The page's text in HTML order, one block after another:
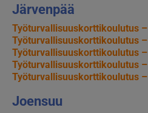
Järvenpää
Työturvallisuuskorttikoulutus –
Työturvallisuuskorttikoulutus –
Työturvallisuuskorttikoulutus –
Työturvallisuuskorttikoulutus –
Työturvallisuuskorttikoulutus –
Joensuu